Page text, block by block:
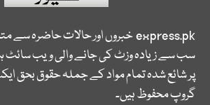
express.pkخبروں اور حالات حاضرہ سے
سب سے زیادہ وزٹ کی جانے والی ویب
پر شائع شدہ تمام مواد کے جملہ حقوق بحق
گروپ محفوظ ہیں۔